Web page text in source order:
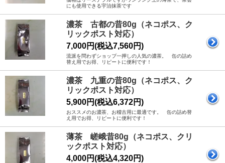
にも使用できる宇治抹茶です
濃茶 古都の昔80g（ネコポス、ク
リックポスト対応）
7,000円(税込7,560円)
流派を問わずショップ一押しの人気の濃茶。 缶の詰め
替え用でお得、リピートに便利です！
濃茶 九重の昔80g（ネコポス、ク
リックポスト対応）
5,900円(税込6,372円)
おススメのお濃茶、お稽古用に最適です。 缶の詰め替
え用でお得、リピートに便利です！
薄茶 嵯峨昔80g（ネコポス、クリ
ックポスト対応）
4,000円(税込4,320円)